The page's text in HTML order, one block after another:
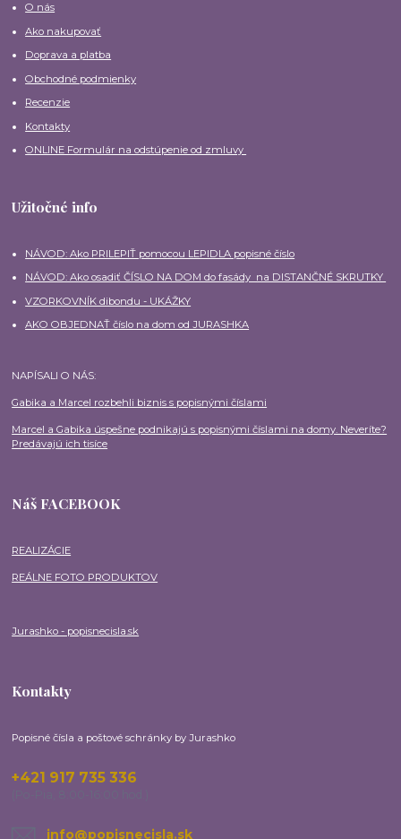
O nás
Ako nakupovať
Doprava a platba
Obchodné podmienky
Recenzie
Kontakty
ONLINE Formulár na odstúpenie od zmluvy
Užitočné info
NÁVOD: Ako PRILEPIŤ pomocou LEPIDLA popisné číslo
NÁVOD: Ako osadiť ČÍSLO NA DOM do fasády na DISTANČNÉ SKRUTKY
VZORKOVNÍK dibondu - UKÁŽKY
AKO OBJEDNAŤ číslo na dom od JURASHKA
NAPÍSALI O NÁS:
Gabika a Marcel rozbehli biznis s popisnými číslami
Marcel a Gabika úspešne podnikajú s popisnými číslami na domy. Neveríte?
Predávajú ich tisíce
Náš FACEBOOK
REALIZÁCIE
REÁLNE FOTO PRODUKTOV
Jurashko - popisnecisla.sk
Kontakty
Popisné čísla a poštové schránky by Jurashko
+421 917 735 336
info@popisnecisla.sk